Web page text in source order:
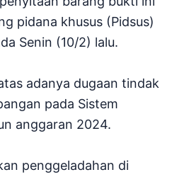
pidana khusus (Pidsus)
Senin (10/2) lalu.
adanya dugaan tindak
pada Sistem
anggaran 2024.
penggeladahan di